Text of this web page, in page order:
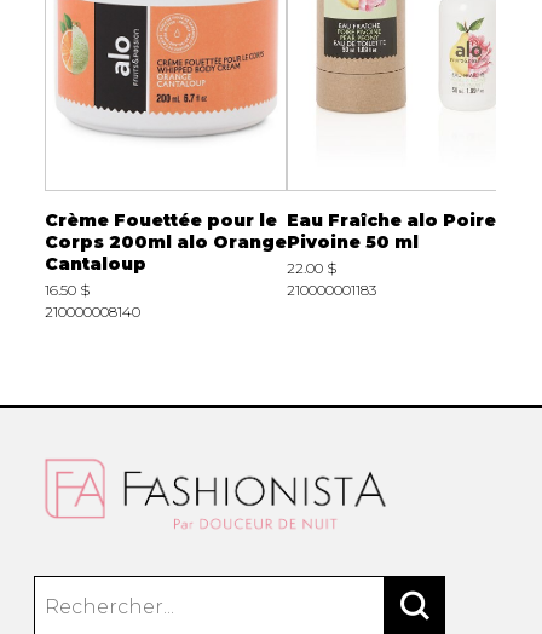
Crème Fouettée pour le
Corps 200ml alo Orange
Cantaloup
16.50 $
210000008140
Eau Fraîche alo Poire
Pivoine 50 ml
22.00 $
210000001183